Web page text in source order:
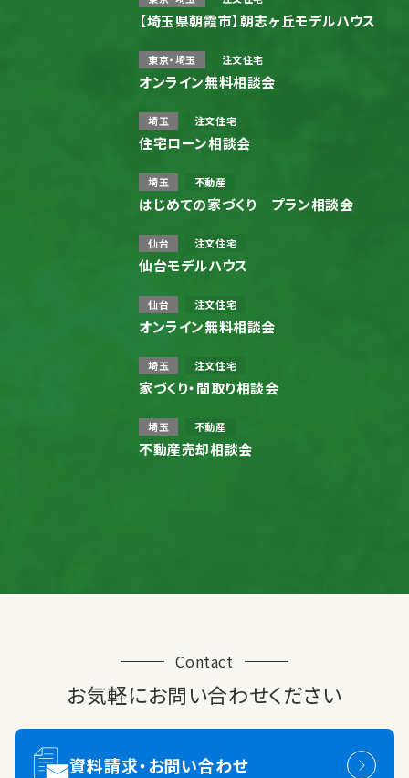
【埼玉県朝霞市】朝志ヶ丘モデルハウス
東京・埼玉 注文住宅
オンライン無料相談会
埼玉 注文住宅
住宅ローン相談会
埼玉 不動産
はじめての家づくり プラン相談会
仙台 注文住宅
仙台モデルハウス
仙台 注文住宅
オンライン無料相談会
埼玉 注文住宅
家づくり・間取り相談会
埼玉 不動産
不動産売却相談会
Contact
お気軽にお問い合わせください
資料請求・お問い合わせ